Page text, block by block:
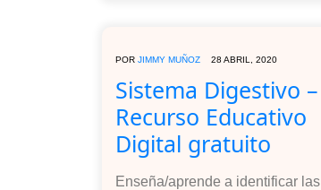
POR JIMMY MUÑOZ 28 ABRIL, 2020
Sistema Digestivo –
Recurso Educativo
Digital gratuito
Enseña/aprende a identificar las